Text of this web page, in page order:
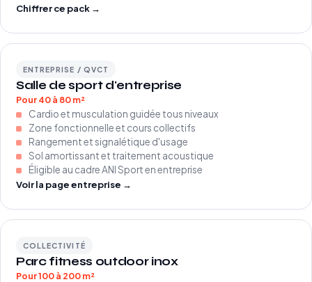
Chiffrer ce pack →
ENTREPRISE / QVCT
Salle de sport d'entreprise
Pour 40 à 80 m²
Cardio et musculation guidée tous niveaux
Zone fonctionnelle et cours collectifs
Rangement et signalétique d'usage
Sol amortissant et traitement acoustique
Éligible au cadre ANI Sport en entreprise
Voir la page entreprise →
COLLECTIVITÉ
Parc fitness outdoor inox
Pour 100 à 200 m²